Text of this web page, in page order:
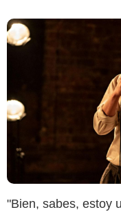
"Bien, sabes, estoy